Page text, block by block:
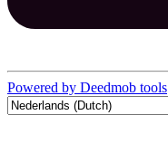
Powered by Deedmob tools